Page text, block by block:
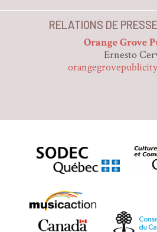
RELATIONS DE
Orange Grove
Ernesto